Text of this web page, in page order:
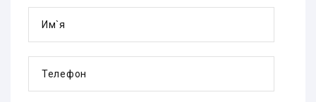
Им`я
Телефон